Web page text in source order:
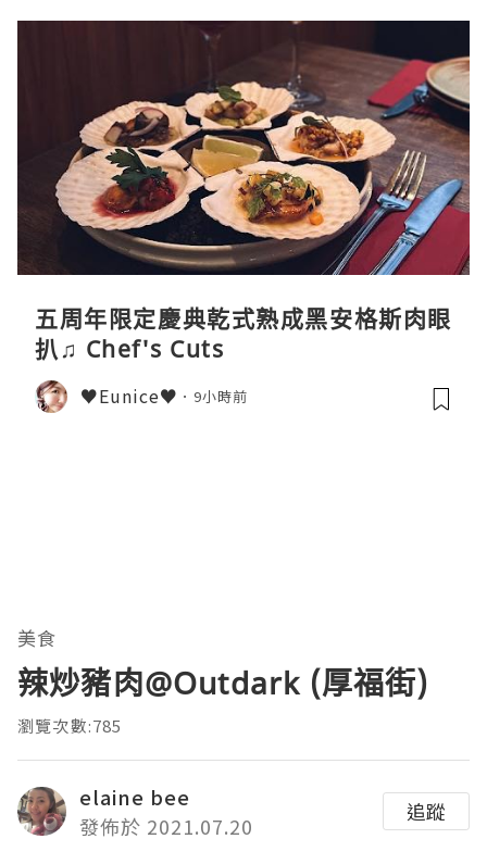
五周年限定慶典乾式熟成黑安格斯肉眼
扒♫ Chef's Cuts
♥Eunice♥ 9小時前
美食
辣炒豬肉@Outdark (厚福街)
瀏覽次數:785
elaine bee
發佈於 2021.07.20
追蹤